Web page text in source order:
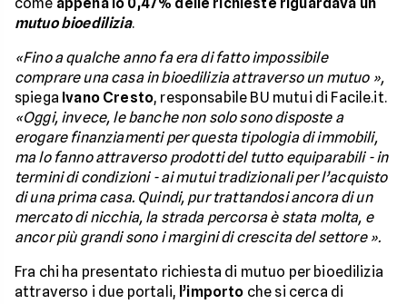
mutuo bioedilizia.
«Fino a qualche anno fa era di fatto impossibile
comprare una casa in bioedilizia attraverso un mutuo »,
spiega Ivano Cresto, responsabile BU mutui di Facile.it.
«Oggi, invece, le banche non solo sono disposte a
erogare finanziamenti per questa tipologia di immobili,
ma lo fanno attraverso prodotti del tutto equiparabili - in
termini di condizioni - ai mutui tradizionali per l’acquisto
di una prima casa. Quindi, pur trattandosi ancora di un
mercato di nicchia, la strada percorsa è stata molta, e
ancor più grandi sono i margini di crescita del settore ».
Fra chi ha presentato richiesta di mutuo per bioedilizia
attraverso i due portali, l’importo che si cerca di